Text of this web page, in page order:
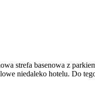
strefa basenowa z
niedaleko hotelu. Do